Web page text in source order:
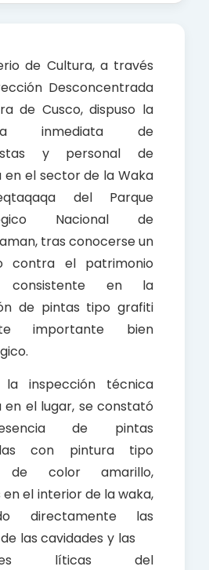
b
o
k
p
p
de Cultura, a través
Desconcentrada
de Cusco, dispuso la
inmediata de
y personal de
en el sector de la Waka
del Parque
Nacional de
tras conocerse un
contra el patrimonio
consistente en la
de pintas tipo grafiti
importante bien
la inspección técnica
en el lugar, se constató
de pintas
con pintura tipo
de color amarillo,
el interior de la waka,
directamente las
las cavidades y las
líticas del